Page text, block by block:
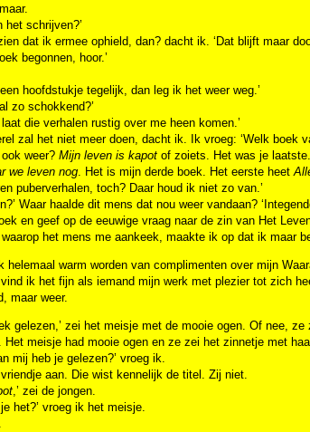
het schrijven?’
dat ik ermee ophield, dan? dacht ik. ‘Dat blijft maar
begonnen, hoor.’
hoofdstukje tegelijk, dan leg ik het weer weg.’
zo schokkend?’
die verhalen rustig over me heen komen.’
zal het niet meer doen, dacht ik. Ik vroeg: ‘Welk boek
weer? Mijn leven is kapot of zoiets. Het was je
we leven nog. Het is mijn derde boek. Het eerste heet
puberverhalen, toch? Daar houd ik niet zo van.’
Waar haalde dit mens dat nou weer vandaan?
en geef op de eeuwige vraag naar de zin van Het
het mens me aankeek, maakte ik op dat ik maar
helemaal warm worden van complimenten over mijn
ik het fijn als iemand mijn werk met plezier tot zich
maar weer.
gelezen,’ zei het meisje met de mooie ogen. Of nee,
Het meisje had mooie ogen en ze zei het zinnetje met
mij heb je gelezen?’ vroeg ik.
aan. Die wist kennelijk de titel. Zij niet.
,’ zei de jongen.
het?’ vroeg ik het meisje.